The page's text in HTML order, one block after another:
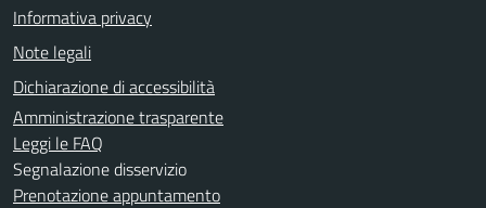
Informativa privacy
Note legali
Dichiarazione di accessibilità
Amministrazione trasparente
Leggi le FAQ
Segnalazione disservizio
Prenotazione appuntamento